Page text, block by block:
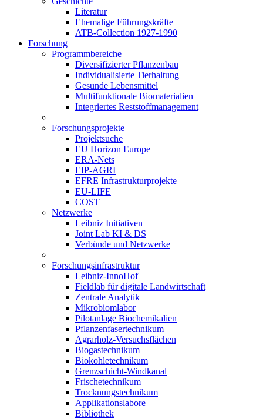
Literatur
Ehemalige Führungskräfte
ATB-Collection 1927-1990
Forschung
Programmbereiche
Diversifizierter Pflanzenbau
Individualisierte Tierhaltung
Gesunde Lebensmittel
Multifunktionale Biomaterialien
Integriertes Reststoffmanagement
Forschungsprojekte
Projektsuche
EU Horizon Europe
ERA-Nets
EIP-AGRI
EFRE Infrastrukturprojekte
EU-LIFE
COST
Netzwerke
Leibniz Initiativen
Joint Lab KI & DS
Verbünde und Netzwerke
Forschungsinfrastruktur
Leibniz-InnoHof
Fieldlab für digitale Landwirtschaft
Zentrale Analytik
Mikrobiomlabor
Pilotanlage Biochemikalien
Pflanzenfasertechnikum
Agrarholz-Versuchsflächen
Biogastechnikum
Biokohletechnikum
Grenzschicht-Windkanal
Frischetechnikum
Trocknungstechnikum
Applikationslabore
Bibliothek